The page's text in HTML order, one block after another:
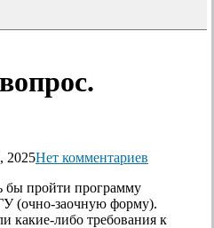
2025Нет комментариев
бы пройти программу
(очно-заочную форму).
какие-либо требования к